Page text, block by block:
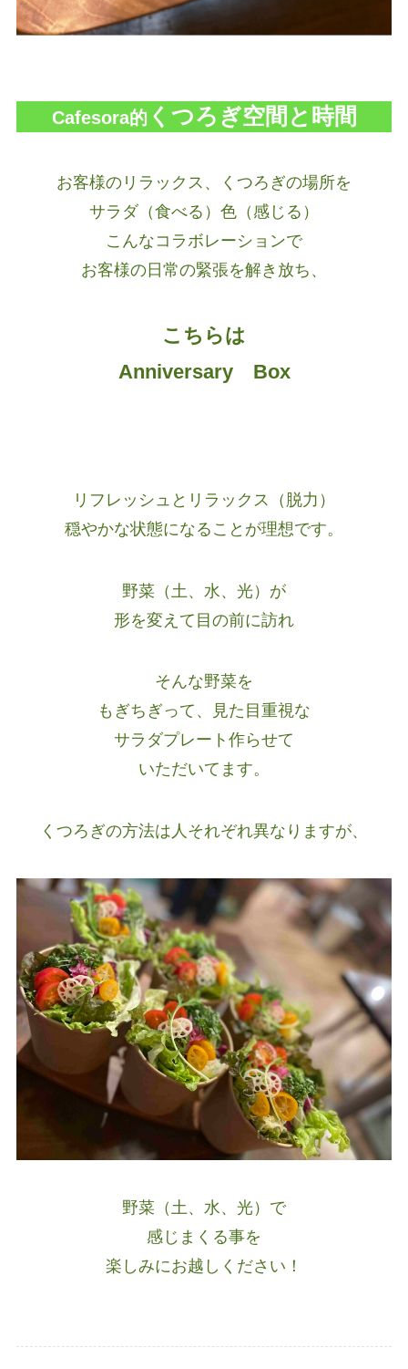
Cafesora的 くつろぎ空間と時間
お客様のリラックス、くつろぎの場所を
サラダ（食べる）色（感じる）
こんなコラボレーションで
お客様の日常の緊張を解き放ち、
こちらは
Anniversary Box
リフレッシュとリラックス（脱力）
穏やかな状態になることが理想です。
野菜（土、水、光）が
形を変えて目の前に訪れ
そんな野菜を
もぎちぎって、見た目重視な
サラダプレート作らせて
いただいてます。
くつろぎの方法は人それぞれ異なりますが、
野菜（土、水、光）で
感じまくる事を
楽しみにお越しください！